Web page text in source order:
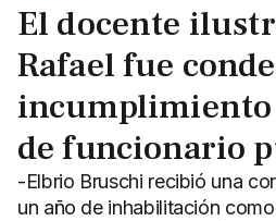
El docente
Rafael fue
incumplimiento
de funcionario
-Elbrio Bruschi recibió una
un año de inhabilitación